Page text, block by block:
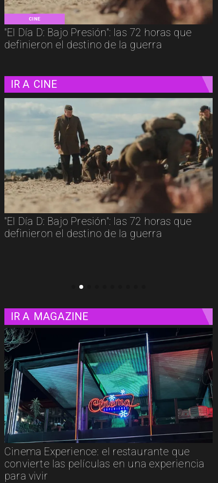
CINE
"El Día D: Bajo Presión": las 72 horas que
definieron el destino de la guerra
IR A CINE
"Diamanti": una carta de amor al cine
contada a través de las mujeres
IR A MAGAZINE
Concurso de Acuarela Hardy Wistuba 2026
abre convocatoria con premio de USD
3.000